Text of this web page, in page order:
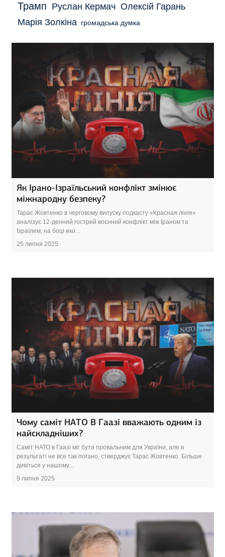
Трамп Руслан Кермач Олексій Гарань
Марія Золкіна громадська думка
Як Ірано-Ізраїльський конфлікт змінює
міжнародну безпеку?
Тарас Жовтенко в черговому випуску подкасту «Красная лінія»
аналізує 12-денний гострий воєнний конфлікт між Іраном та
Ізраїлем, на боці яко...
25 липня 2025
Чому саміт НАТО В Гаазі вважають одним із
найскладніших?
Саміт НАТО в Гаазі міг бути провальним для України, але в
результаті не все так погано, стверджує Тарас Жовтенко. Більше
дивіться у нашому...
9 липня 2025